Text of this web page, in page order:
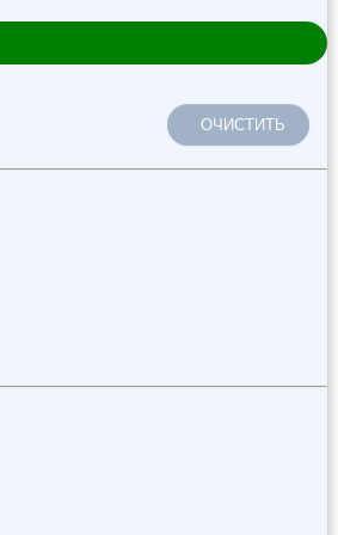
ОЧИСТИТЬ